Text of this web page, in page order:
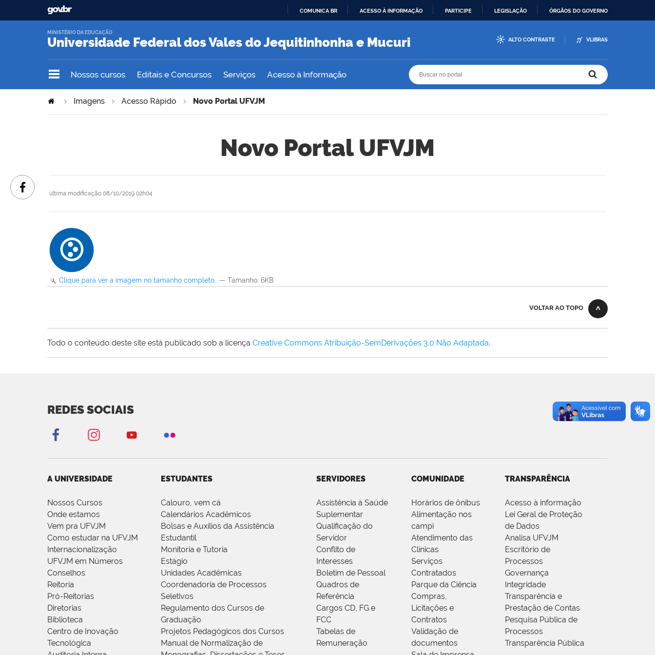
O
COMUNICA BR ACESSO À INFORMAÇÃO PARTICIPE LEGISLAÇÃO ÓRGÃOS DO GOVERNO
Universidade Federal dos Vales do Jequitinhonha e Mucuri
MINISTÉRIO DA EDUCAÇÃO
ALTO CONTRASTE VLIBRAS
Nossos cursos Editais e Concursos Serviços Acesso à Informação
Imagens Acesso Rápido Novo Portal UFVJM
Novo Portal UFVJM
última modificação 08/10/2019 02h04
Clique para ver a imagem no tamanho completo… — Tamanho: 6KB
VOLTAR AO TOPO
Todo o conteúdo deste site está publicado sob a licença Creative Commons Atribuição-SemDerivações 3.0 Não Adaptada.
REDES SOCIAIS
A UNIVERSIDADE
Nossos Cursos
Onde estamos
Vem pra UFVJM
Como estudar na UFVJM
Internacionalização
UFVJM em Números
Conselhos
Reitoria
Pró-Reitorias
Diretorias
Biblioteca
Centro de Inovação
Tecnológica
ESTUDANTES
Calouro, vem cá
Calendários Acadêmicos
Bolsas e Auxílios da Assistência
Estudantil
Monitoria e Tutoria
Estágio
Unidades Acadêmicas
Coordenadoria de Processos
Seletivos
Regulamento dos Cursos de
Graduação
Projetos Pedagógicos dos Cursos
Manual de Normalização de
SERVIDORES
Assistência à Saúde
Suplementar
Qualificação do
Servidor
Conflito de
Interesses
Boletim de Pessoal
Quadros de
Referência
Cargos CD, FG e
FCC
Tabelas de
Remuneração
COMUNIDADE
Horários de ônibus
Alimentação nos
campi
Atendimento das
Clínicas
Serviços
Contratados
Parque da Ciência
Compras,
Licitações e
Contratos
Validação de
documentos
TRANSPARÊNCIA
Acesso à informação
Lei Geral de Proteção
de Dados
Analisa UFVJM
Escritório de
Processos
Governança
Integridade
Transparência e
Prestação de Contas
Pesquisa Pública de
Processos
Transparência Pública